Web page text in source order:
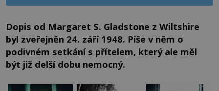
Dopis od Margaret S. Gladstone z Wiltshire
byl zveřejněn 24. září 1948. Píše v něm o
podivném setkání s přítelem, který ale měl
být již delší dobu nemocný.